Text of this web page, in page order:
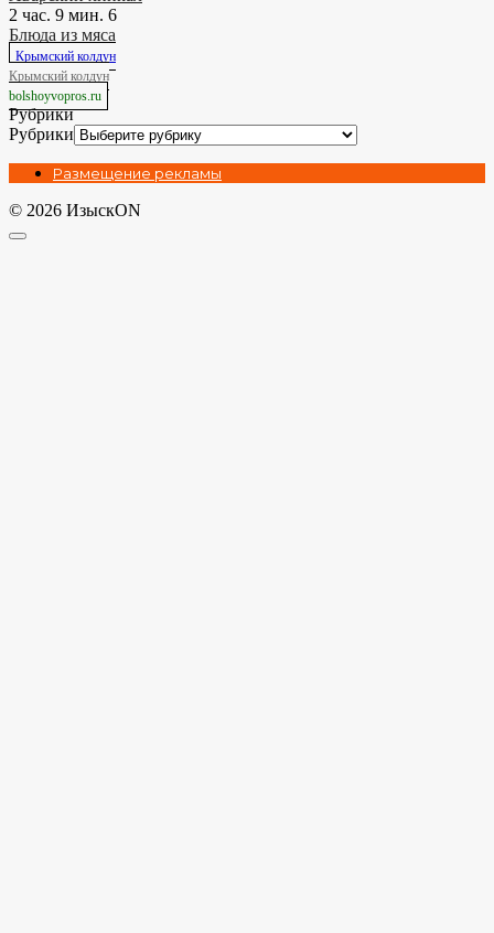
2 час. 9 мин. 6
Блюда из мяса
Крымский колдун
Крымский колдун
bolshoyvopros.ru
Рубрики
Рубрики
Размещение рекламы
© 2026 ИзыскON